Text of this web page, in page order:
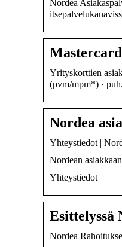
Nordea
Yrityskorttien
(pvm/mpm*) ·
Nordea
Yhteystiedot |
Nordean
Yhteystiedot
Esittelyssä
Nordea